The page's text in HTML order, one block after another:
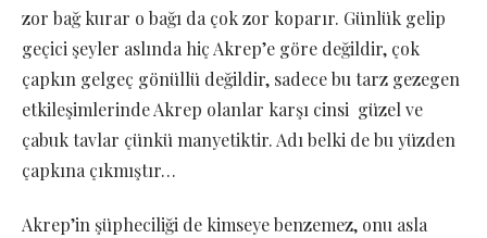
zor bağ kurar o bağı da çok zor koparır. Günlük gelip
geçici şeyler aslında hiç Akrep’e göre değildir, çok
çapkın gelgeç gönüllü değildir, sadece bu tarz gezegen
etkileşimlerinde Akrep olanlar karşı cinsi güzel ve
çabuk tavlar çünkü manyetiktir. Adı belki de bu yüzden
çapkına çıkmıştır…
Akrep’in şüpheciliği de kimseye benzemez, onu asla